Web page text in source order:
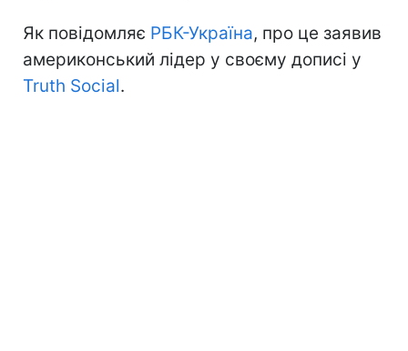
Як повідомляє РБК-Україна, про це заявив
америконський лідер у своєму дописі у
Truth Social.